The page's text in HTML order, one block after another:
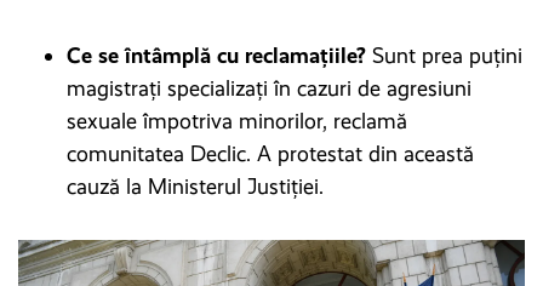
Ce se întâmplă cu reclamațiile? Sunt prea puțini
magistrați specializați în cazuri de agresiuni
sexuale împotriva minorilor, reclamă
comunitatea Declic. A protestat din această
cauză la Ministerul Justiţiei.